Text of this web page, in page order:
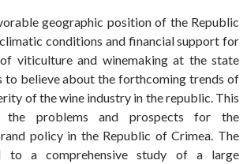
geographic position of the Republic
conditions and financial support for
viticulture and winemaking at the state
to believe about the forthcoming trends of
of the wine industry in the republic. This
the problems and prospects for the
policy in the Republic of Crimea. The
to a comprehensive study of a large